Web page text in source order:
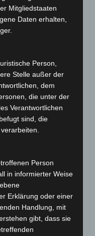
Mitgliedstaaten
Daten erhalten,
Person,
Stelle außer der
dem
die unter der
Verantwortlichen
sind, die
Person
in informierter Weise
Erklärung oder einer
Handlung, mit
gibt, dass sie